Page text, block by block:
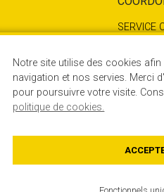
Notre site utilise des cookies
navigation et nos servies. Merci
pour poursuivre votre visite.
politique de cookies.
SERVICE
04 72
SERVICE
04 72
450 Rue Quartz -
38780